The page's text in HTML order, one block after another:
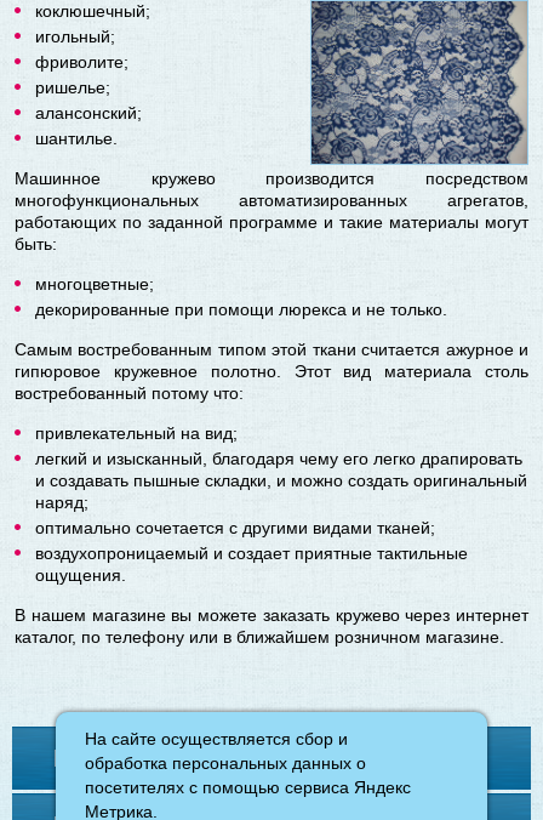
коклюшечный;
игольный;
фриволите;
ришелье;
алансонский;
шантилье.
Машинное кружево производится посредством
многофункциональных автоматизированных агрегатов,
работающих по заданной программе и такие материалы могут
быть:
многоцветные;
декорированные при помощи люрекса и не только.
Самым востребованным типом этой ткани считается ажурное и
гипюровое кружевное полотно. Этот вид материала столь
востребованный потому что:
привлекательный на вид;
легкий и изысканный, благодаря чему его легко драпировать
и создавать пышные складки, и можно создать оригинальный
наряд;
оптимально сочетается с другими видами тканей;
воздухопроницаемый и создает приятные тактильные
ощущения.
В нашем магазине вы можете заказать кружево через интернет
каталог, по телефону или в ближайшем розничном магазине.
Контакты
На сайте осуществляется сбор и
обработка персональных данных о
посетителях с помощью сервиса Яндекс
Метрика.
На сайте осуществляется сбор и
обработка персональных данных о
посетителях с помощью сервиса Яндекс
Метрика.